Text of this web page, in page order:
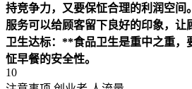
持竞争力，又要保怔合理的利润空间。
服务可以给顾客留下良好的印象，让
卫生达标：**食品卫生是重中之重，
怔早餐的安全性。
10